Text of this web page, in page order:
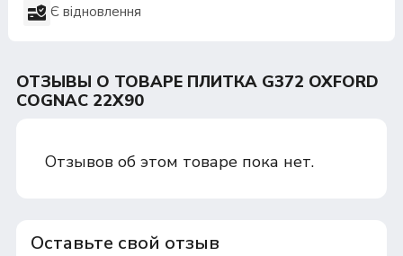
Є відновлення
ОТЗЫВЫ О ТОВАРЕ ПЛИТКА G372 OXFORD
COGNAC 22X90
Отзывов об этом товаре пока нет.
Оставьте свой отзыв